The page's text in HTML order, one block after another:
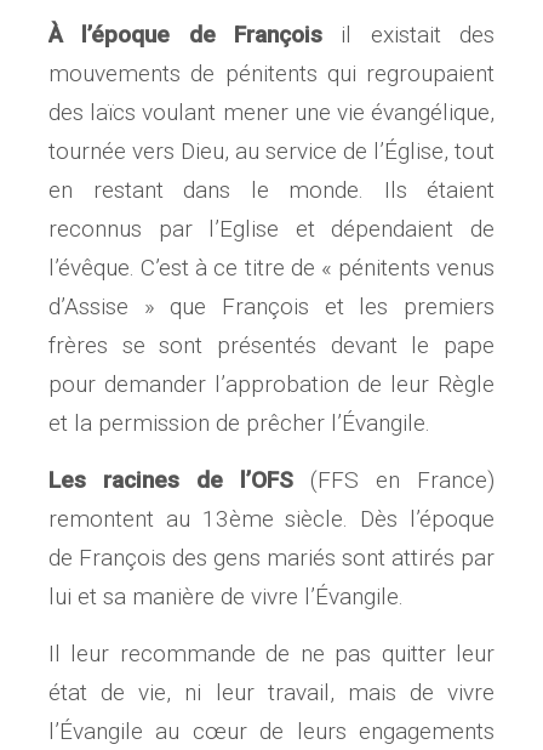
À l’époque de François il existait des
mouvements de pénitents qui regroupaient
des laïcs voulant mener une vie évangélique,
tournée vers Dieu, au service de l’Église, tout
en restant dans le monde. Ils étaient
reconnus par l’Eglise et dépendaient de
l’évêque. C’est à ce titre de « pénitents venus
d’Assise » que François et les premiers
frères se sont présentés devant le pape
pour demander l’approbation de leur Règle
et la permission de prêcher l’Évangile.
Les racines de l’OFS (FFS en France)
remontent au 13ème siècle. Dès l’époque
de François des gens mariés sont attirés par
lui et sa manière de vivre l’Évangile.
Il leur recommande de ne pas quitter leur
état de vie, ni leur travail, mais de vivre
l’Évangile au cœur de leurs engagements